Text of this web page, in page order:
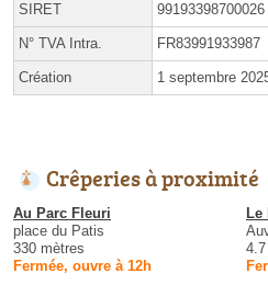
SIRET 99193398700026
N° TVA Intra. FR83991933987
Création 1 septembre
Crêperies à proximité
Au Parc Fleuri
place du Patis
330 mètres
Fermée, ouvre à 12h
Le